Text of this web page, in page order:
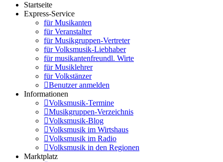
Startseite
Express-Service
für Musikanten
für Veranstalter
für Musikgruppen-Vertreter
für Volksmusik-Liebhaber
für musikantenfreundl. Wirte
für Musiklehrer
für Volkstänzer
Benutzer anmelden
Informationen
Volksmusik-Termine
Musikgruppen-Verzeichnis
Volksmusik-Blog
Volksmusik im Wirtshaus
Volksmusik im Radio
Volksmusik in den Regionen
Marktplatz